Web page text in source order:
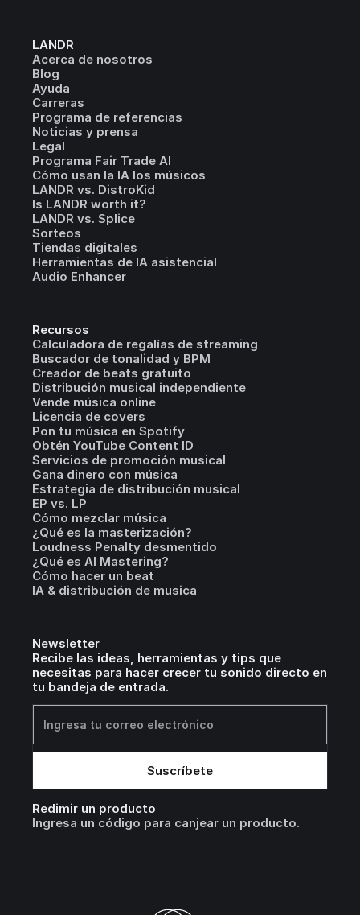
LANDR
Acerca de nosotros
Blog
Ayuda
Carreras
Programa de referencias
Noticias y prensa
Legal
Programa Fair Trade AI
Cómo usan la IA los músicos
LANDR vs. DistroKid
Is LANDR worth it?
LANDR vs. Splice
Sorteos
Tiendas digitales
Herramientas de IA asistencial
Audio Enhancer
Recursos
Calculadora de regalías de streaming
Buscador de tonalidad y BPM
Creador de beats gratuito
Distribución musical independiente
Vende música online
Licencia de covers
Pon tu música en Spotify
Obtén YouTube Content ID
Servicios de promoción musical
Gana dinero con música
Estrategia de distribución musical
EP vs. LP
Cómo mezclar música
¿Qué es la masterización?
Loudness Penalty desmentido
¿Qué es AI Mastering?
Cómo hacer un beat
IA & distribución de musica
Newsletter
Recibe las ideas, herramientas y tips que
necesitas para hacer crecer tu sonido directo en
tu bandeja de entrada.
Redimir un producto
Ingresa un código para canjear un producto.